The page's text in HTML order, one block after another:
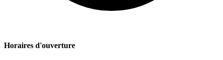
Horaires d'ouverture